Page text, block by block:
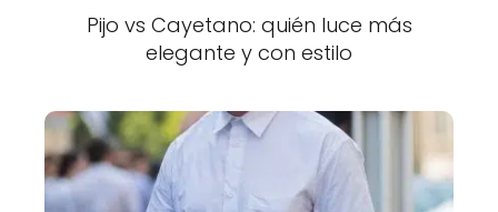
Pijo vs Cayetano: quién luce más
elegante y con estilo